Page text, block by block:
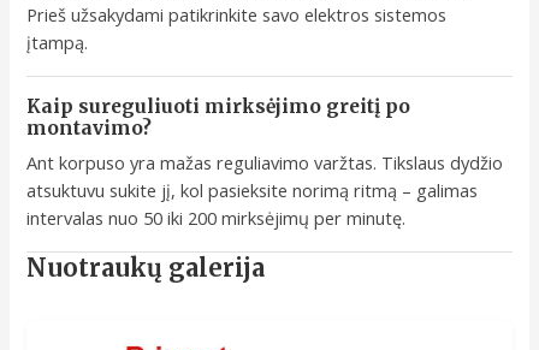
Prieš užsakydami patikrinkite savo elektros sistemos
įtampą.
Kaip sureguliuoti mirksėjimo greitį po
montavimo?
Ant korpuso yra mažas reguliavimo varžtas. Tikslaus dydžio
atsuktuvu sukite jį, kol pasieksite norimą ritmą – galimas
intervalas nuo 50 iki 200 mirksėjimų per minutę.
Nuotraukų galerija